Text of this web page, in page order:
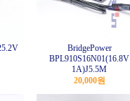
BridgePower
BPL910S16N01(16.8V
1A)J5.5M
20,000원